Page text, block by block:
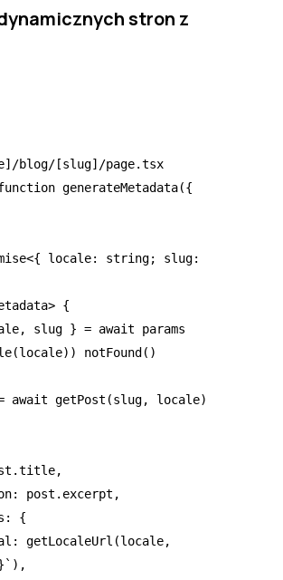
stron z
blog/[slug]/page.tsx
generateMetadata({
<{ locale: string; slug:
> {
, slug } = await params
(locale)) notFound ()
await getPost (slug, locale)
.title,
: post .excerpt ,
:
{
: getLocaleUrl (locale,
` ) ,